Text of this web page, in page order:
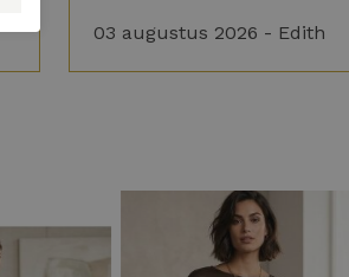
03 augustus 2026 - Edith